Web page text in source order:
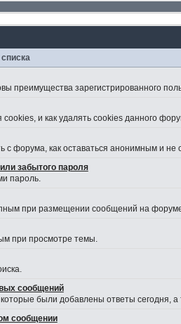
преимущества зарегистрированного
и как удалять cookies данного
с форума, как оставаться анонимным и
забытого пароля
пароль.
при размещении сообщений на
при просмотре темы.
сообщений
были добавлены ответы сегодня,
сообщении